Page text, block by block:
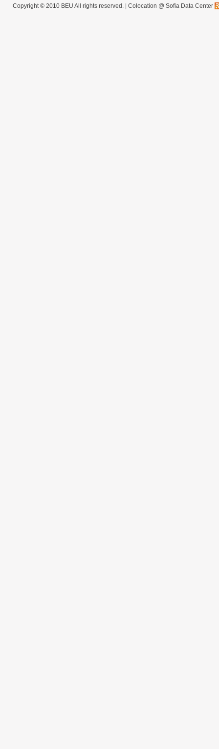
Copyright © 2010 BEU All rights reserved. | Colocation @ Sofia Data Center